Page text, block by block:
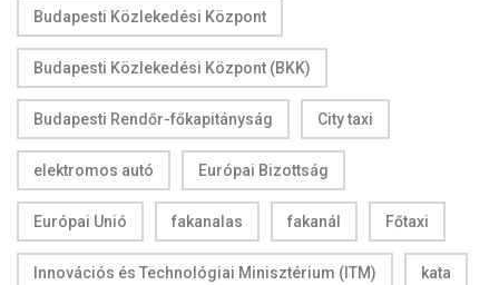
Budapesti Közlekedési Központ
Budapesti Közlekedési Központ (BKK)
Budapesti Rendőr-főkapitányság City taxi
elektromos autó Európai Bizottság
Európai Unió fakanalas fakanál Főtaxi
Innovációs és Technológiai Minisztérium (ITM) kata